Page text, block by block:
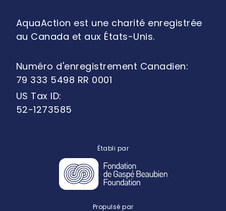
AquaAction est une charité enregistrée
au Canada et aux États-Unis.
Numéro d'enregistrement Canadien:
79 333 5498 RR 0001
US Tax ID:
52-1273585
Établi par
Propulsé par